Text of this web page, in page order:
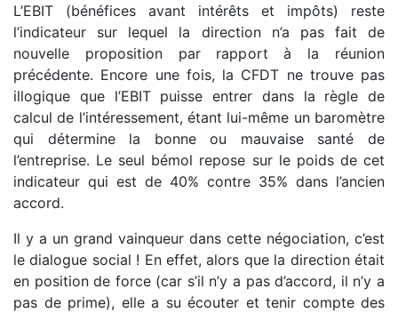
L’EBIT (bénéfices avant intérêts et impôts) reste
l’indicateur sur lequel la direction n’a pas fait de
nouvelle proposition par rapport à la réunion
précédente. Encore une fois, la CFDT ne trouve pas
illogique que l’EBIT puisse entrer dans la règle de
calcul de l’intéressement, étant lui-même un baromètre
qui détermine la bonne ou mauvaise santé de
l’entreprise. Le seul bémol repose sur le poids de cet
indicateur qui est de 40% contre 35% dans l’ancien
accord.
Il y a un grand vainqueur dans cette négociation, c’est
le dialogue social ! En effet, alors que la direction était
en position de force (car s’il n’y a pas d’accord, il n’y a
pas de prime), elle a su écouter et tenir compte des